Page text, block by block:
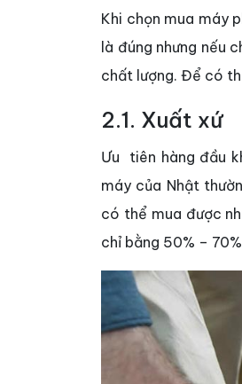
Khi chọn mua máy
là đúng nhưng nếu
chất lượng. Để có
2.1. Xuất xứ
Ưu tiên hàng đầu
máy của Nhật
có thể mua được
chỉ bằng 50% –